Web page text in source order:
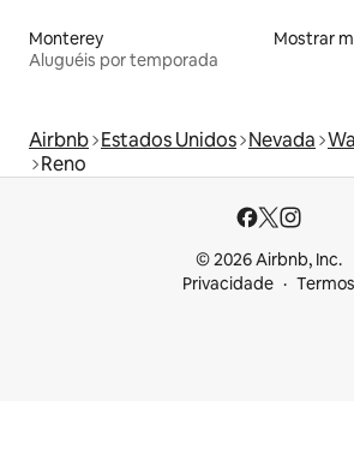
Monterey
Aluguéis por temporada
Mostrar
Airbnb Estados Unidos Nevada
Reno
© 2026 Airbnb, Inc.
Privacidade
Termos